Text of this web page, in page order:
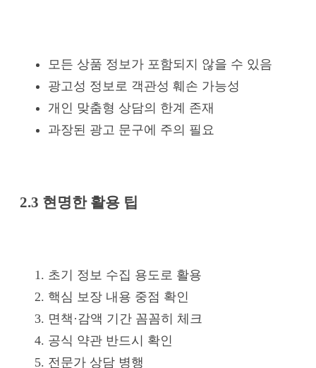
모든 상품 정보가 포함되지 않을 수 있음
광고성 정보로 객관성 훼손 가능성
개인 맞춤형 상담의 한계 존재
과장된 광고 문구에 주의 필요
2.3 현명한 활용 팁
초기 정보 수집 용도로 활용
핵심 보장 내용 중점 확인
면책·감액 기간 꼼꼼히 체크
공식 약관 반드시 확인
전문가 상담 병행